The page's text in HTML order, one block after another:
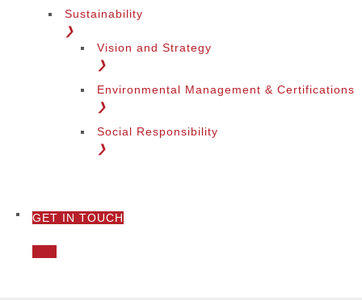
Sustainability
❯
Vision and Strategy
❯
Environmental Management & Certifications
❯
Social Responsibility
❯
GET IN TOUCH